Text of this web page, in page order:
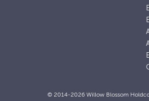
© 2014-2026 Willow Blossom